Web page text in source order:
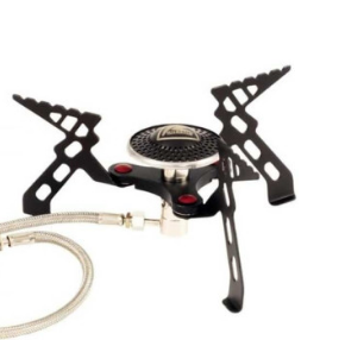
propre et plus efficace. Compact
idéal pour cuisiner en randonnée
pour 2 à 4 personnes.